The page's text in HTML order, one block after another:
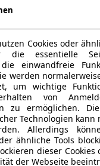
Cookies oder
essentielle
einwandfreie
werden
um wichtige
von
zu ermöglichen.
Technologien kann
Allerdings
ähnliche Tools
dieser
der Webseite